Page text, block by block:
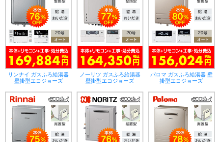
リンナイ ガスふろ給湯器
壁掛型エコジョーズ
ノーリツ ガスふろ給湯器
壁掛型エコジョーズ
パロマ ガスふろ給湯器 壁
掛型エコジョーズ